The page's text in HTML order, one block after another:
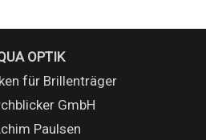
OPTIK
für Brillenträger
GmbH
Paulsen